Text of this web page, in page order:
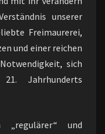
unserer
Freimaurerei,
und einer reichen
sich
Jahrhunderts
„regulärer“ und